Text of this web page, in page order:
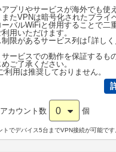
プリやサービスが海外でも使
たVPNは暗号化されたプライ
バルWiFiと併用することで二
用いただけます。
限があるサービス列は｢詳し
ービスでの動作を保証するも
ご了承ください。
用は推奨しておりません。
アカウント数 0 個
でデバイス5台までVPN接続が可能です